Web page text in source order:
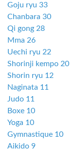
Goju ryu 33
Chanbara 30
Qi gong 28
Mma 26
Uechi ryu 22
Shorinji kempo 20
Shorin ryu 12
Naginata 11
Judo 11
Boxe 10
Yoga 10
Gymnastique 10
Aikido 9